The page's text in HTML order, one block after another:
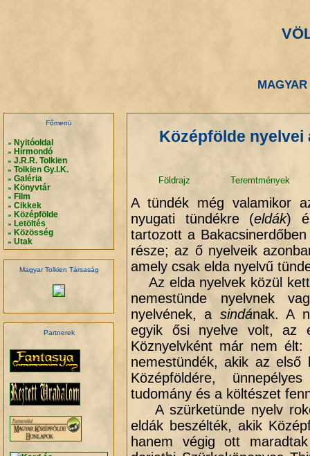
Főmenü
» Nyitóoldal
» Hírmondó
» J.R.R. Tolkien
» Tolkien Gy.I.K.
» Galéria
» Könyvtár
» Film
» Cikkek
» Középfölde
» Letöltés
» Közösség
» Utak
Magyar Tolkien Társaság
Partnerek
Középfölde nyelvei
Földrajz Teremtmények
A tündék még valamikor
nyugati tündékre (eldák)
tartozott a
része; az ő nyelveik
amely csak elda nyelvű
Az elda nyelvek közül
nemestünde nyelvnek
nyelvének, a sindának. A
egyik ősi nyelve volt, az
Köznyelvként már nem
nemestündék, akik az első
Középföldére,
tudomány és a költészet
A szürketünde nyelv
eldák beszélték, akik
hanem végig ott